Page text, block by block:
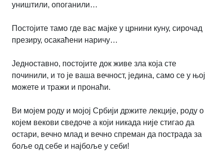
уништили, опоганили…
Постојите тамо где вас мајке у црнини куну, сирочад
презиру, осакаћени наричу…
Једноставно, постојите док живе зла која сте
починили, и то је ваша вечност, једина, само се у њој
можете и тражи и пронаћи.
Ви мојем роду и мојој Србији држите лекције, роду о
којем векови сведоче а који никада није стигао да
остари, вечно млад и вечно спреман да пострада за
боље од себе и најбоље у себи!